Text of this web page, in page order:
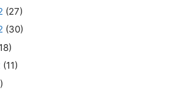
(27)
(30)
(11)